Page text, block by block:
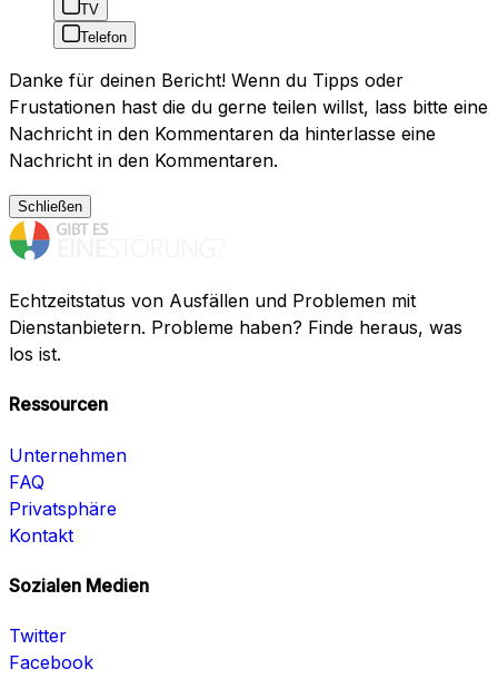
TV
Telefon
Danke für deinen Bericht! Wenn du Tipps oder
Frustationen hast die du gerne teilen willst, lass bitte eine
Nachricht in den Kommentaren da hinterlasse eine
Nachricht in den Kommentaren.
Schließen
Echtzeitstatus von Ausfällen und Problemen mit
Dienstanbietern. Probleme haben? Finde heraus, was
los ist.
Ressourcen
Unternehmen
FAQ
Privatsphäre
Kontakt
Sozialen Medien
Twitter
Facebook